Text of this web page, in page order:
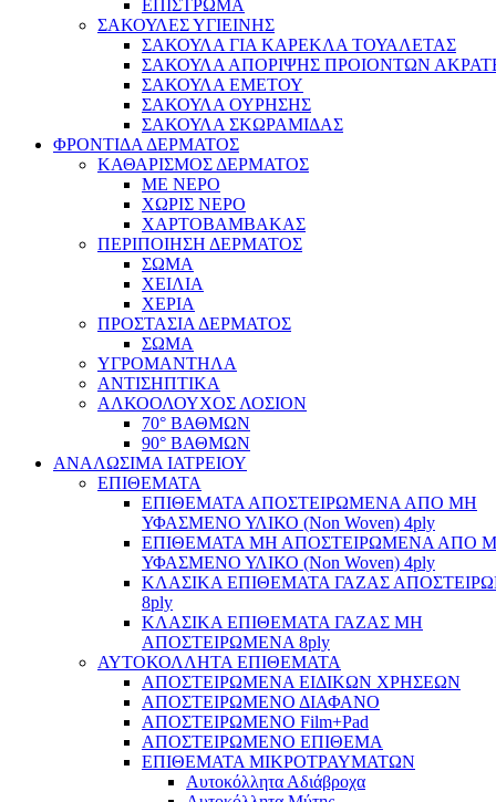
ΕΠΙΣΤΡΩΜΑ
ΣΑΚΟΥΛΕΣ ΥΓΙΕΙΝΗΣ
ΣΑΚΟΥΛΑ ΓΙΑ ΚΑΡΕΚΛΑ ΤΟΥΑΛΕΤΑΣ
ΣΑΚΟΥΛΑ ΑΠΟΡΙΨΗΣ ΠΡΟΙΟΝΤΩΝ
ΣΑΚΟΥΛΑ ΕΜΕΤΟΥ
ΣΑΚΟΥΛΑ ΟΥΡΗΣΗΣ
ΣΑΚΟΥΛΑ ΣΚΩΡΑΜΙΔΑΣ
ΦΡΟΝΤΙΔΑ ΔΕΡΜΑΤΟΣ
ΚΑΘΑΡΙΣΜΟΣ ΔΕΡΜΑΤΟΣ
ΜΕ ΝΕΡΟ
ΧΩΡΙΣ ΝΕΡΟ
ΧΑΡΤΟΒΑΜΒΑΚΑΣ
ΠΕΡΙΠΟΙΗΣΗ ΔΕΡΜΑΤΟΣ
ΣΩΜΑ
ΧΕΙΛΙΑ
ΧΕΡΙΑ
ΠΡΟΣΤΑΣΙΑ ΔΕΡΜΑΤΟΣ
ΣΩΜΑ
ΥΓΡΟΜΑΝΤΗΛΑ
ΑΝΤΙΣΗΠΤΙΚΑ
ΑΛΚΟΟΛΟΥΧΟΣ ΛΟΣΙΟΝ
70° ΒΑΘΜΩΝ
90° ΒΑΘΜΩΝ
ΑΝΑΛΩΣΙΜΑ ΙΑΤΡΕΙΟΥ
ΕΠΙΘΕΜΑΤΑ
ΕΠΙΘΕΜΑΤΑ ΑΠΟΣΤΕΙΡΩΜΕΝΑ ΑΠΟ ΜΗ
ΥΦΑΣΜΕΝΟ ΥΛΙΚΟ (Non Woven) 4ply
ΕΠΙΘΕΜΑΤΑ ΜΗ ΑΠΟΣΤΕΙΡΩΜΕΝΑ ΑΠΟ
ΥΦΑΣΜΕΝΟ ΥΛΙΚΟ (Non Woven) 4ply
ΚΛΑΣΙΚΑ ΕΠΙΘΕΜΑΤΑ ΓΑΖΑΣ
8ply
ΚΛΑΣΙΚΑ ΕΠΙΘΕΜΑΤΑ ΓΑΖΑΣ ΜΗ
ΑΠΟΣΤΕΙΡΩΜΕΝΑ 8ply
ΑΥΤΟΚΟΛΛΗΤΑ ΕΠΙΘΕΜΑΤΑ
ΑΠΟΣΤΕΙΡΩΜΕΝΑ ΕΙΔΙΚΩΝ ΧΡΗΣΕΩΝ
ΑΠΟΣΤΕΙΡΩΜΕΝΟ ΔΙΑΦΑΝΟ
ΑΠΟΣΤΕΙΡΩΜΕΝΟ Film+Pad
ΑΠΟΣΤΕΙΡΩΜΕΝΟ ΕΠΙΘΕΜΑ
ΕΠΙΘΕΜΑΤΑ ΜΙΚΡΟΤΡΑΥΜΑΤΩΝ
Αυτοκόλλητα Αδιάβροχα